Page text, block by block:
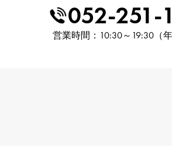
052-251-
営業時間：10:30～19:30（年